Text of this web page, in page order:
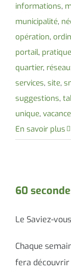
informations,
municipalité,
opération,
portail, pratique
quartier,
services, site,
suggestions,
unique,
En savoir plus
60
Le Saviez-
Chaque
fera